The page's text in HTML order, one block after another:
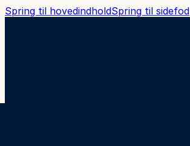
Spring til hovedindholdSpring til sidefod